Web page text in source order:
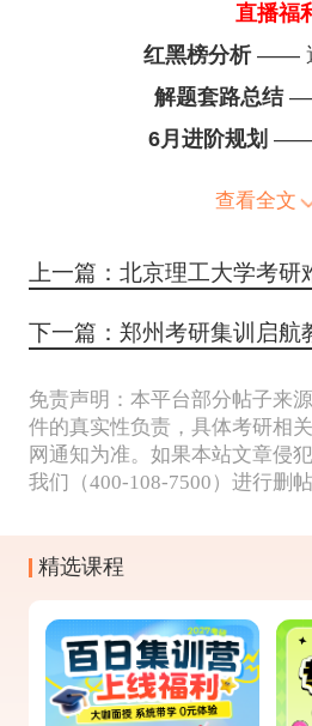
直播福
红黑榜分析——
解题套路总结
6月进阶规划 ——
查看全文
免责声明：本平台部分帖子来
件的真实性负责，具体考研相
网通知为准。如果本站文章侵
我们（400-108-7500）进行删帖
精选课程